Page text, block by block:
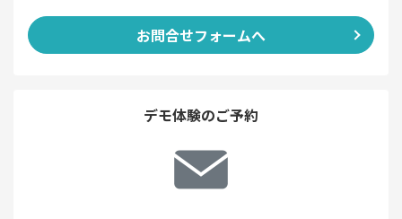
お問合せフォームへ
デモ体験のご予約